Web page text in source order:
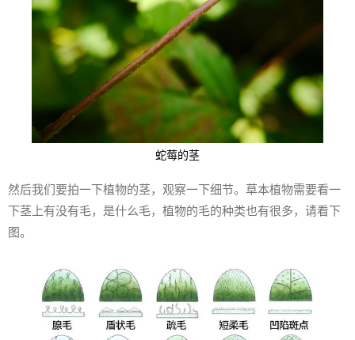
蛇莓的茎
然后我们要拍一下植物的茎，观察一下细节。草本植物需要看一
下茎上有没有毛，是什么毛，植物的毛的种类也有很多，请看下
图。